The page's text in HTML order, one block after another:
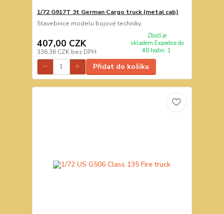
1/72 G917T 3t German Cargo truck (metal cab)
Stavebnice modelu bojové techniky.
407,00 CZK
336,36 CZK bez DPH
Zboží je
skladem.Expedice do
48 hodin. 1
Přidat do košíku